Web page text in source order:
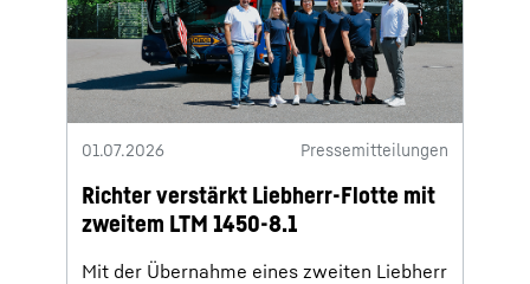
01.07.2026 Pressemitteilungen
Richter verstärkt Liebherr-Flotte mit
zweitem LTM 1450-8.1
Mit der Übernahme eines zweiten Liebherr